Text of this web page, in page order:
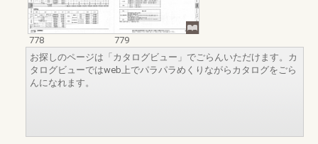
778
779
お探しのページは「カタログビュー」でごらんいただけます。カ
タログビューではweb上でパラパラめくりながらカタログをごら
んになれます。